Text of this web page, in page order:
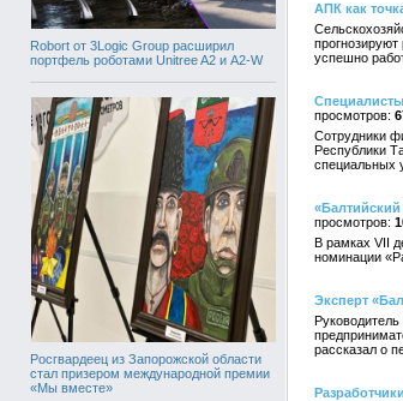
Robort от 3Logic Group расширил
портфель роботами Unitree A2 и A2-W
Росгвардеец из Запорожской области
стал призером международной премии
«Мы вместе»
АПК как
успешно
Сотрудники
Республики
специальных
В рамках VII
номинации
Эксперт
рассказал о